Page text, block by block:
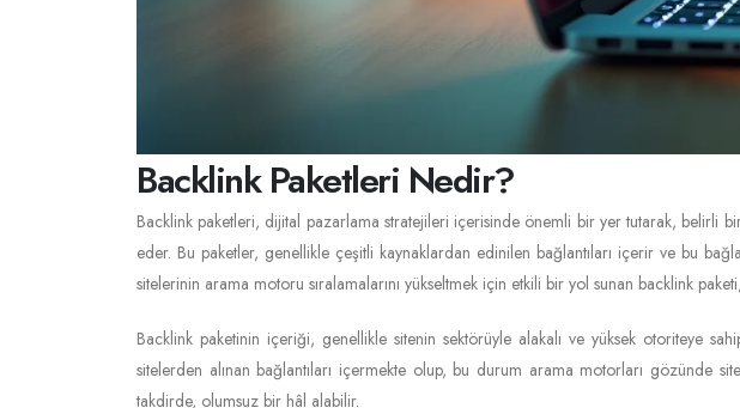
Backlink Paketleri Nedir?
Backlink paketleri, dijital pazarlama stratejileri içerisinde önemli bir yer tutarak, belirli bir
eder. Bu paketler, genellikle çeşitli kaynaklardan edinilen bağlantıları içerir ve bu
sitelerinin arama motoru sıralamalarını yükseltmek için etkili bir yol sunan backlink
Backlink paketinin içeriği, genellikle sitenin sektörüyle alakalı ve yüksek otoriteye
sitelerden alınan bağlantıları içermekte olup, bu durum arama motorları gözünde
takdirde, olumsuz bir hâl alabilir.